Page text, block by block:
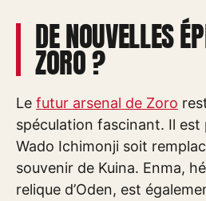
DE NOUVELLES
ZORO ?
Le futur arsenal de Zoro
spéculation fascinant. Il est
Wado Ichimonji soit
souvenir de Kuina. Enma,
relique d’Oden, est